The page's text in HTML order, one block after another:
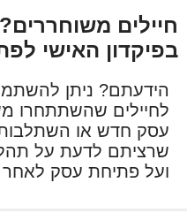
חיילים
בפיקדון האישי
הידעתם? ניתן
לחיילים שהשתתחרו
עסק חדש או
שרציתם לדעת על
ועל פתיחת עסק